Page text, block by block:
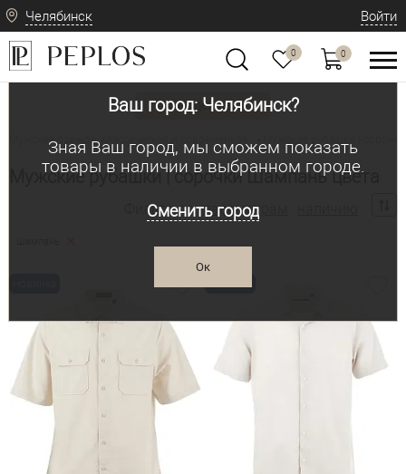
Челябинск
Ваш город: Челябинск?
Зная Ваш город, мы сможем показать
товары в наличии в выбранном городе.
Сменить город
Ок
Войти
0 0
Вид одежды
Мужская одежда: классическая и современная
Мужские рубашки | сорочки Шампань цвета
Фильтр по: параметрам